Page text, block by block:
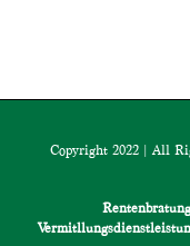
Copyright 2022 | All